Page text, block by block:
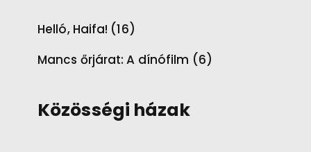
Helló, Haifa! (16)
Mancs őrjárat: A dínófilm (6)
Közösségi házak